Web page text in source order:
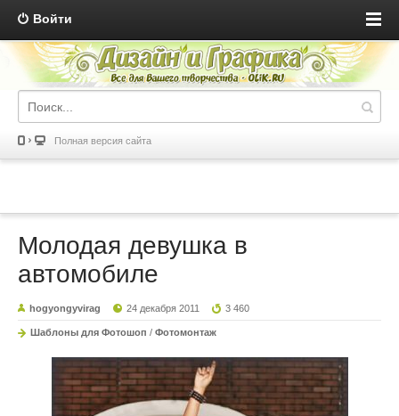
Войти
Полная версия сайта
Молодая девушка в
автомобиле
hogyongyvirag 24 декабря 2011 3 460
Шаблоны для Фотошоп / Фотомонтаж